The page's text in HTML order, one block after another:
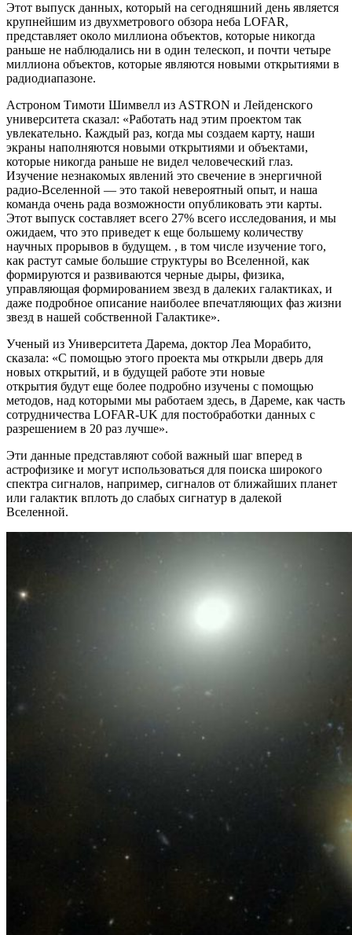
Этот выпуск данных, который на сегодняшний день является
крупнейшим из двухметрового обзора неба LOFAR,
представляет около миллиона объектов, которые никогда
раньше не наблюдались ни в один телескоп, и почти четыре
миллиона объектов, которые являются новыми открытиями в
радиодиапазоне.
Астроном Тимоти Шимвелл из ASTRON и Лейденского
университета сказал: «Работать над этим проектом так
увлекательно. Каждый раз, когда мы создаем карту, наши
экраны наполняются новыми открытиями и объектами,
которые никогда раньше не видел человеческий глаз.
Изучение незнакомых явлений это свечение в энергичной
радио-Вселенной — это такой невероятный опыт, и наша
команда очень рада возможности опубликовать эти карты.
Этот выпуск составляет всего 27% всего исследования, и мы
ожидаем, что это приведет к еще большему количеству
научных прорывов в будущем. , в том числе изучение того,
как растут самые большие структуры во Вселенной, как
формируются и развиваются черные дыры, физика,
управляющая формированием звезд в далеких галактиках, и
даже подробное описание наиболее впечатляющих фаз жизни
звезд в нашей собственной Галактике».
Ученый из Университета Дарема, доктор Леа Морабито,
сказала: «С помощью этого проекта мы открыли дверь для
новых открытий, и в будущей работе эти новые
открытия будут еще более подробно изучены с помощью
методов, над которыми мы работаем здесь, в Дареме, как часть
сотрудничества LOFAR-UK для постобработки данных с
разрешением в 20 раз лучше».
Эти данные представляют собой важный шаг вперед в
астрофизике и могут использоваться для поиска широкого
спектра сигналов, например, сигналов от ближайших планет
или галактик вплоть до слабых сигнатур в далекой
Вселенной.